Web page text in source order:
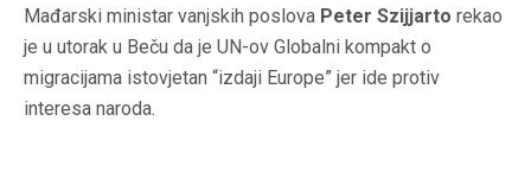
Mađarski ministar vanjskih poslova Peter Szijjarto rekao
je u utorak u Beču da je UN-ov Globalni kompakt o
migracijama istovjetan “izdaji Europe” jer ide protiv
interesa naroda.